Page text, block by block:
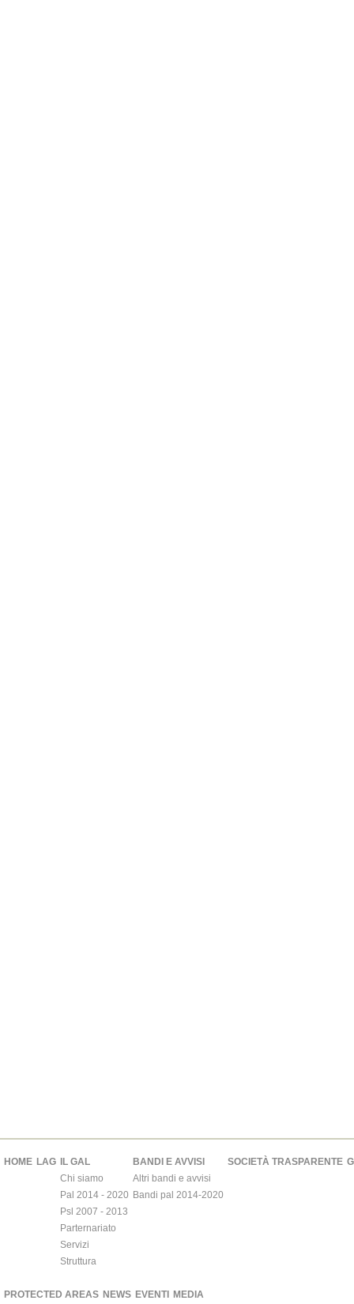
HOME LAG
IL GAL
Chi siamo
Pal 2014 - 2020
Psl 2007 - 2013
Parternariato
Servizi
Struttura
BANDI E AVVISI
Altri bandi e avvisi
Bandi pal 2014-2020
SOCIETÀ TRASPARENTE
PROTECTED AREAS NEWS EVENTI MEDIA